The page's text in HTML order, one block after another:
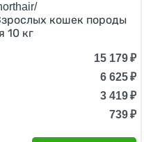
кошек породы
10 кг
15 179₽
6 625₽
3 419₽
739₽